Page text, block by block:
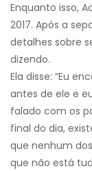
Enquanto isso,
2017. Após a
detalhes sobre
dizendo.
Ela disse: “Eu
antes de ele e
falado com os
final do dia,
que nenhum
que não está